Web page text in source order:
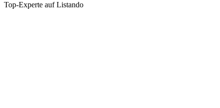
Top-Experte auf Listando